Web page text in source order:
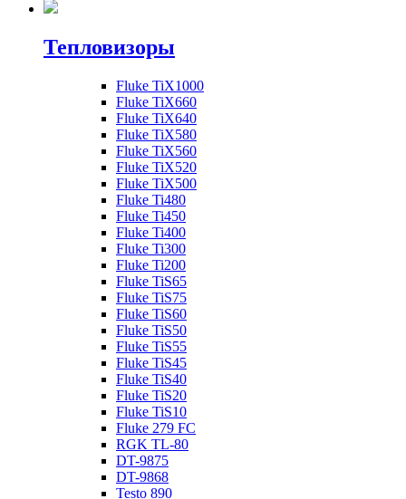
Тепловизоры
Fluke TiX1000
Fluke TiX660
Fluke TiX640
Fluke TiX580
Fluke TiX560
Fluke TiX520
Fluke TiX500
Fluke Ti480
Fluke Ti450
Fluke Ti400
Fluke Ti300
Fluke Ti200
Fluke TiS65
Fluke TiS75
Fluke TiS60
Fluke TiS50
Fluke TiS55
Fluke TiS45
Fluke TiS40
Fluke TiS20
Fluke TiS10
Fluke 279 FC
RGK TL-80
DT-9875
DT-9868
Testo 890